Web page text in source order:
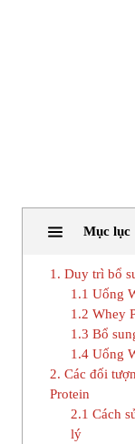
Mục lục
1. Duy trì bổ
1.1 Uống
1.2 Whey
1.3 Bổ
1.4 Uống
2. Các đối
Protein
2.1 Cách
lý